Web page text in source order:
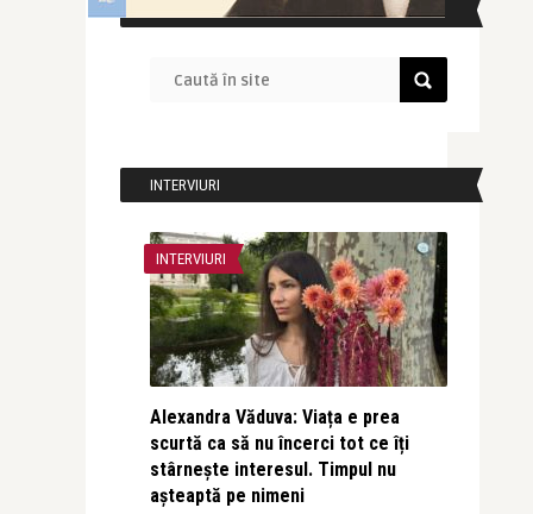
CAUTĂ ÎN SITE
INTERVIURI
INTERVIURI
Alexandra Văduva: Viața e prea
scurtă ca să nu încerci tot ce îți
stârnește interesul. Timpul nu
așteaptă pe nimeni